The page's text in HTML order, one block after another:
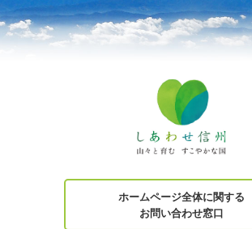
ホームページ全体に関する
お問い合わせ窓口